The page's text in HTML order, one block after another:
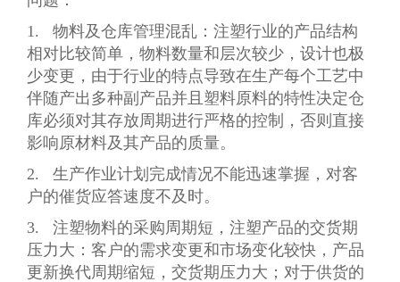
1. 物料及仓库管理混乱：注塑行业的产品结构
相对比较简单，物料数量和层次较少，设计也极
少变更，由于行业的特点导致在生产每个工艺中
伴随产出多种副产品并且塑料原料的特性决定仓
库必须对其存放周期进行严格的控制，否则直接
影响原材料及其产品的质量。
2. 生产作业计划完成情况不能迅速掌握，对客
户的催货应答速度不及时。
3. 注塑物料的采购周期短，注塑产品的交货期
压力大：客户的需求变更和市场变化较快，产品
更新换代周期缩短，交货期压力大；对于供货的